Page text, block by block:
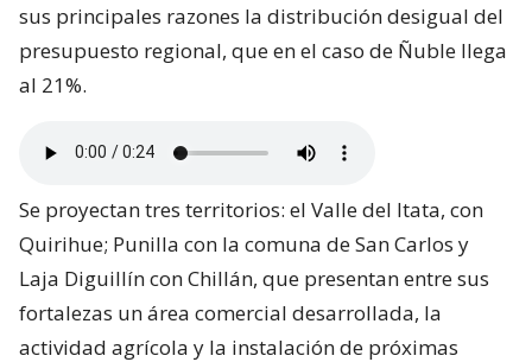
sus principales razones la distribución desigual del
presupuesto regional, que en el caso de Ñuble llega
al 21%.
Se proyectan tres territorios: el Valle del Itata, con
Quirihue; Punilla con la comuna de San Carlos y
Laja Diguillín con Chillán, que presentan entre sus
fortalezas un área comercial desarrollada, la
actividad agrícola y la instalación de próximas